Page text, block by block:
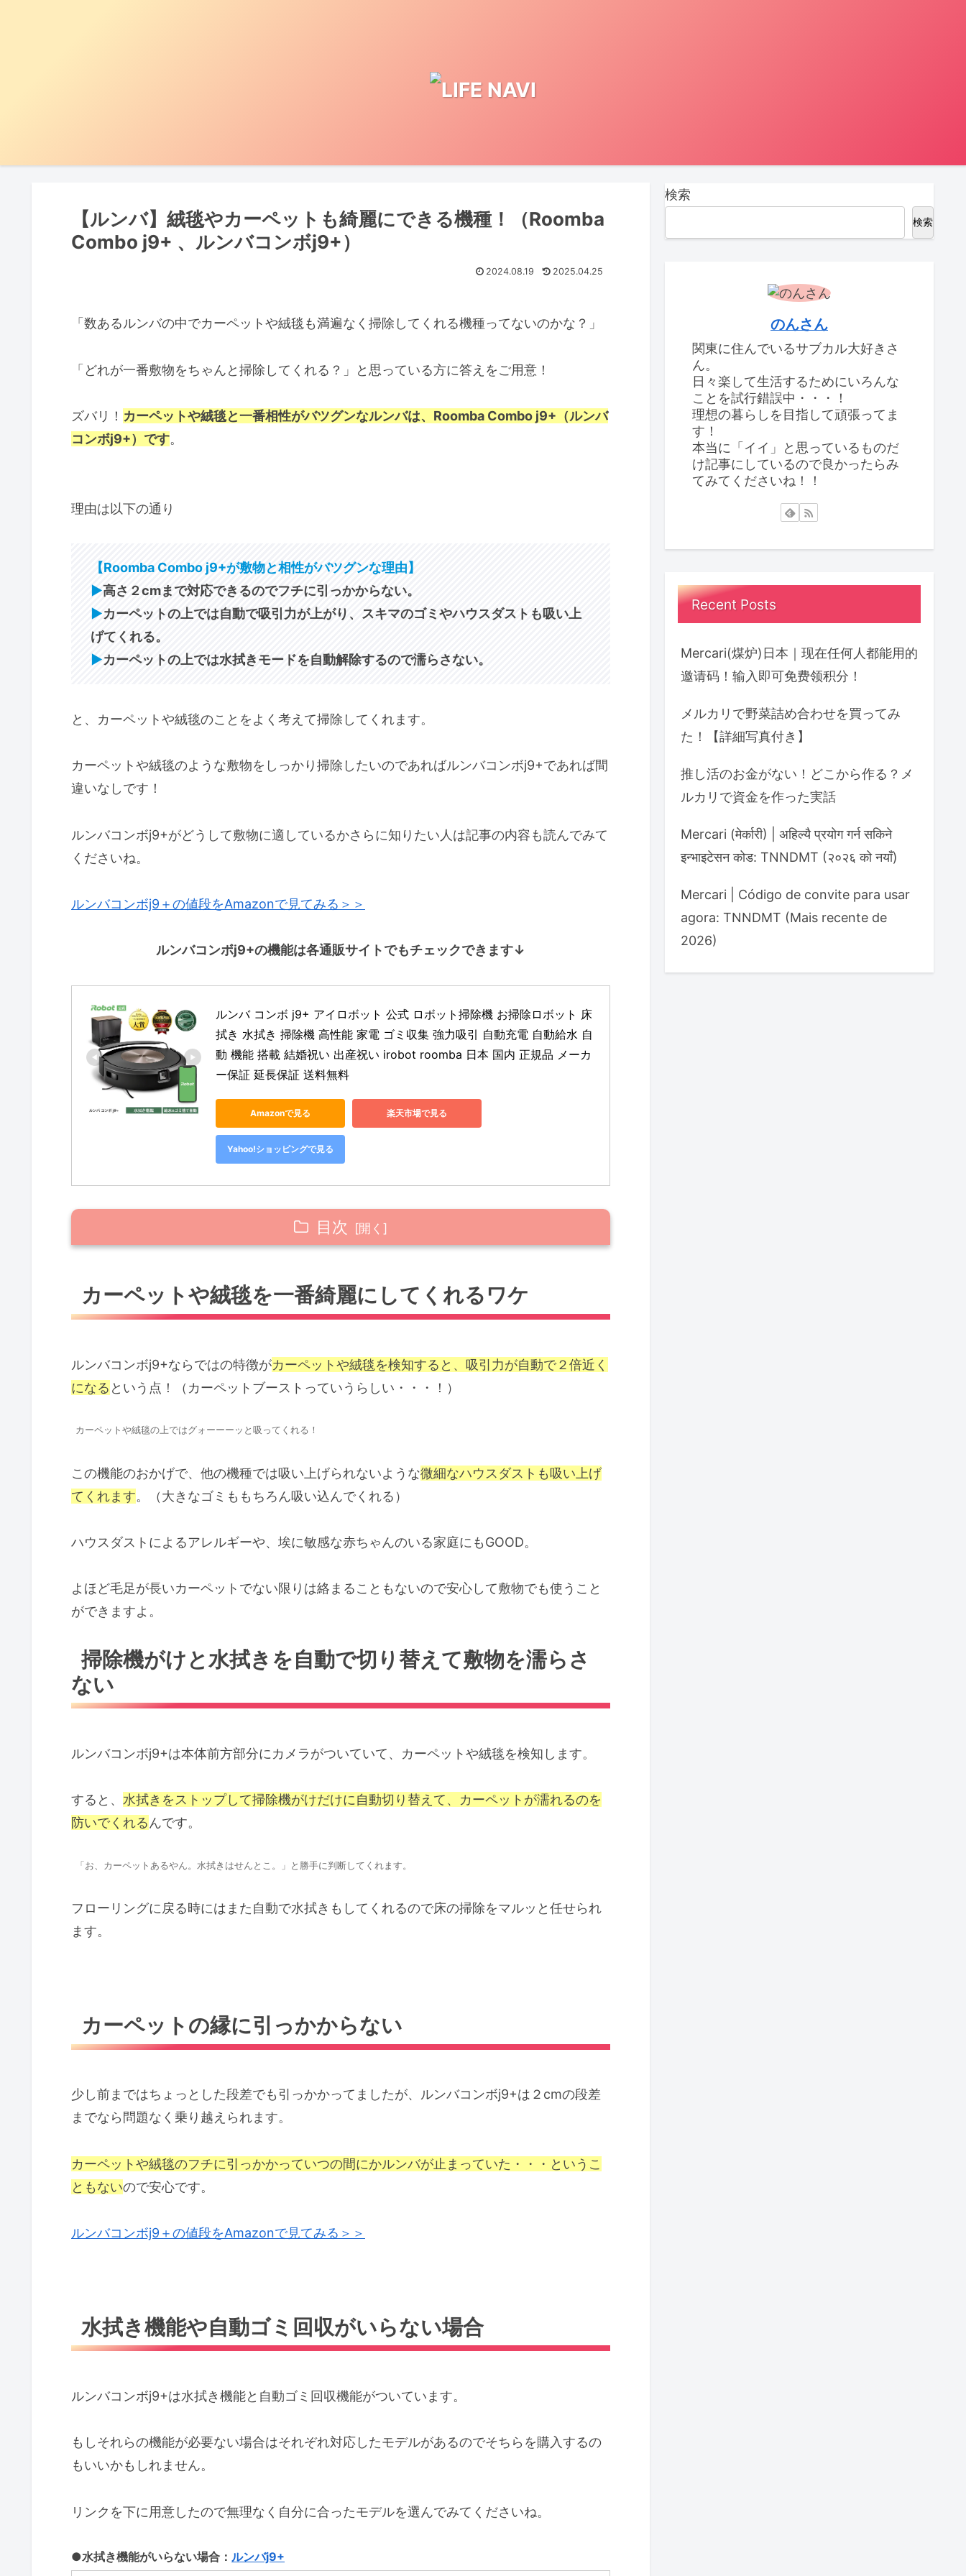
【ルンバ】絨毯やカーペットも綺麗にできる機種！（Roomba
Combo j9+ 、ルンバコンボj9+）
2024.08.19 2025.04.25
「数あるルンバの中でカーペットや絨毯も満遍なく掃除してくれる機種ってないのかな？」
「どれが一番敷物をちゃんと掃除してくれる？」と思っている方に答えをご用意！
ズバリ！ カーペットや絨毯と一番相性がバツグンなルンバは、Roomba Combo j9+（ルンバ
コンボj9+）です。
理由は以下の通り
【Roomba Combo j9+が敷物と相性がバツグンな理由】
▶︎高さ２cmまで対応できるのでフチに引っかからない。
▶︎カーペットの上では自動で吸引力が上がり、スキマのゴミやハウスダストも吸い上
げてくれる。
▶︎カーペットの上では水拭きモードを自動解除するので濡らさない。
と、カーペットや絨毯のことをよく考えて掃除してくれます。
カーペットや絨毯のような敷物をしっかり掃除したいのであればルンバコンボj9+であれば間
違いなしです！
ルンバコンボj9+がどうして敷物に適しているかさらに知りたい人は記事の内容も読んでみて
くださいね。
ルンバコンボj9＋の値段をAmazonで見てみる＞＞
ルンバコンボj9+の機能は各通販サイトでもチェックできます↓
ルンバ コンボ j9+ アイロボット 公式 ロボット掃除機 お掃除ロボット 床
拭き 水拭き 掃除機 高性能 家電 ゴミ収集 強力吸引 自動充電 自動給水 自
動 機能 搭載 結婚祝い 出産祝い irobot roomba 日本 国内 正規品 メーカ
ー保証 延長保証 送料無料
Amazonで見る 楽天市場で見る
Yahoo!ショッピングで見る
目次
掃除機がけと水拭きを自動で切り替えて敷物を濡らさない
水拭き機能や自動ゴミ回収がいらない場合
カーペットや絨毯を一番綺麗にしてくれるワケ
ルンバコンボj9+ならではの特徴がカーペットや絨毯を検知すると、吸引力が自動で２倍近く
になる という点！（カーペットブーストっていうらしい・・・！）
カーペットや絨毯の上ではグォーーーッと吸ってくれる！
この機能のおかげで、他の機種では吸い上げられないような微細なハウスダストも吸い上げ
てくれます。（大きなゴミももちろん吸い込んでくれる）
ハウスダストによるアレルギーや、埃に敏感な赤ちゃんのいる家庭にもGOOD。
よほど毛足が長いカーペットでない限りは絡まることもないので安心して敷物でも使うこと
ができますよ。
掃除機がけと水拭きを自動で切り替えて敷物を濡らさ
ない
ルンバコンボj9+は本体前方部分にカメラがついていて、カーペットや絨毯を検知します。
すると、 水拭きをストップして掃除機がけだけに自動切り替えて、カーペットが濡れるのを
防いでくれるんです。
「お、カーペットあるやん。水拭きはせんとこ。」と勝手に判断してくれます。
フローリングに戻る時にはまた自動で水拭きもしてくれるので床の掃除をマルッと任せられ
ます。
カーペットの縁に引っかからない
少し前まではちょっとした段差でも引っかかってましたが、ルンバコンボj9+は２cmの段差
までなら問題なく乗り越えられます。
カーペットや絨毯のフチに引っかかっていつの間にかルンバが止まっていた・・・というこ
ともないので安心です。
ルンバコンボj9＋の値段をAmazonで見てみる＞＞
水拭き機能や自動ゴミ回収がいらない場合
ルンバコンボj9+は水拭き機能と自動ゴミ回収機能がついています。
もしそれらの機能が必要ない場合はそれぞれ対応したモデルがあるのでそちらを購入するの
もいいかもしれません。
リンクを下に用意したので無理なく自分に合ったモデルを選んでみてくださいね。
●水拭き機能がいらない場合： ルンバj9+
検索
検索
のんさん
関東に住んでいるサブカル大好きさ
ん。
日々楽して生活するためにいろんな
ことを試行錯誤中・・・！
理想の暮らしを目指して頑張ってま
す！
本当に「イイ」と思っているものだ
け記事にしているので良かったらみ
てみてくださいね！！
Recent Posts
Mercari(煤炉)日本｜现在任何人都能用的
邀请码！输入即可免费领积分！
メルカリで野菜詰め合わせを買ってみ
た！【詳細写真付き】
推し活のお金がない！どこから作る？メ
ルカリで資金を作った実話
Mercari (मेर्कारी) | अहिल्यै प्रयोग गर्न सकिने
इन्भाइटेसन कोड: TNNDMT (२०२६ को नयाँ)
Mercari | Código de convite para usar
agora: TNNDMT (Mais recente de
2026)